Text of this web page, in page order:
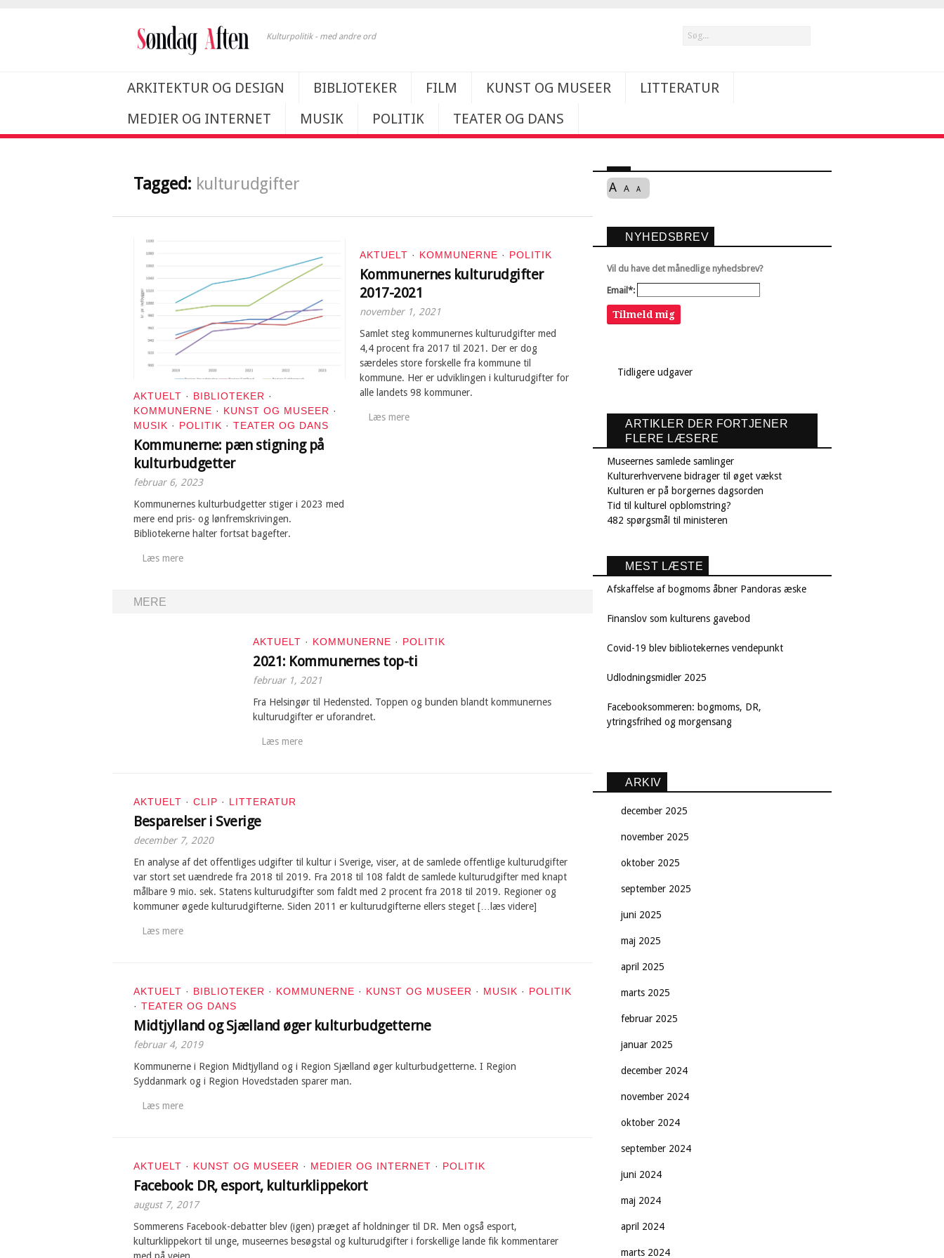
Kulturpolitik - med andre ord
ARKITEKTUR OG DESIGN BIBLIOTEKER FILM KUNST OG MUSEER
LITTERATUR
MEDIER OG INTERNET
MUSIK POLITIK TEATER OG DANS
Tagged: kulturudgifter
AKTUELT · BIBLIOTEKER ·
KOMMUNERNE · KUNST OG MUSEER ·
MUSIK · POLITIK · TEATER OG DANS
Kommunerne: pæn stigning på
kulturbudgetter
februar 6, 2023
Kommunernes kulturbudgetter stiger i 2023 med
mere end pris- og lønfremskrivingen.
Bibliotekerne halter fortsat bagefter.
Læs mere
AKTUELT · KOMMUNERNE · POLITIK
Kommunernes kulturudgifter
2017-2021
november 1, 2021
Samlet steg kommunernes kulturudgifter med
4,4 procent fra 2017 til 2021. Der er dog
særdeles store forskelle fra kommune til
kommune. Her er udviklingen i kulturudgifter for
alle landets 98 kommuner.
Læs mere
MERE
AKTUELT · KOMMUNERNE · POLITIK
2021: Kommunernes top-ti
februar 1, 2021
Fra Helsingør til Hedensted. Toppen og bunden blandt kommunernes
kulturudgifter er uforandret.
Læs mere
AKTUELT · CLIP · LITTERATUR
Besparelser i Sverige
december 7, 2020
En analyse af det offentliges udgifter til kultur i Sverige, viser, at de samlede offentlige kulturudgifter
var stort set uændrede fra 2018 til 2019. Fra 2018 til 108 faldt de samlede kulturudgifter med knapt
målbare 9 mio. sek. Statens kulturudgifter som faldt med 2 procent fra 2018 til 2019. Regioner og
kommuner øgede kulturudgifterne. Siden 2011 er kulturudgifterne ellers steget […læs videre]
Læs mere
AKTUELT · BIBLIOTEKER · KOMMUNERNE · KUNST OG MUSEER · MUSIK · POLITIK
· TEATER OG DANS
Midtjylland og Sjælland øger kulturbudgetterne
februar 4, 2019
Kommunerne i Region Midtjylland og i Region Sjælland øger kulturbudgetterne. I Region
Syddanmark og i Region Hovedstaden sparer man.
Læs mere
AKTUELT · KUNST OG MUSEER · MEDIER OG INTERNET · POLITIK
Facebook: DR, esport, kulturklippekort
august 7, 2017
Sommerens Facebook-debatter blev (igen) præget af holdninger til DR. Men også esport,
kulturklippekort til unge, museernes besøgstal og kulturudgifter i forskellige lande fik kommentarer
A A A
NYHEDSBREV
Vil du have det månedlige nyhedsbrev?
Email*:
Tilmeld mig
Tidligere udgaver
ARTIKLER DER FORTJENER
FLERE LÆSERE
Museernes samlede samlinger
Kulturerhvervene bidrager til øget vækst
Kulturen er på borgernes dagsorden
Tid til kulturel opblomstring?
482 spørgsmål til ministeren
MEST LÆSTE
Afskaffelse af bogmoms åbner Pandoras æske
Finanslov som kulturens gavebod
Covid-19 blev bibliotekernes vendepunkt
Udlodningsmidler 2025
Facebooksommeren: bogmoms, DR,
ytringsfrihed og morgensang
ARKIV
december 2025
november 2025
oktober 2025
september 2025
juni 2025
maj 2025
april 2025
marts 2025
februar 2025
januar 2025
december 2024
november 2024
oktober 2024
september 2024
juni 2024
maj 2024
april 2024
marts 2024